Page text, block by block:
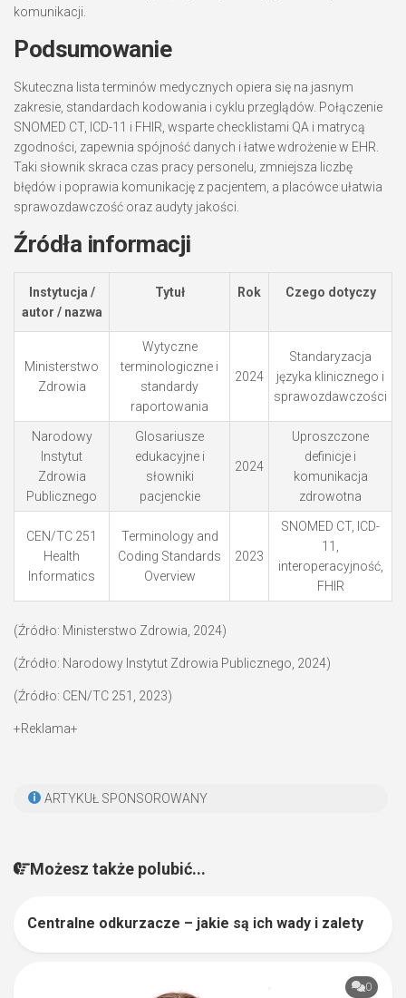
komunikacji.
Podsumowanie
Skuteczna lista terminów medycznych opiera się na jasnym
zakresie, standardach kodowania i cyklu przeglądów. Połączenie
SNOMED CT, ICD-11 i FHIR, wsparte checklistami QA i matrycą
zgodności, zapewnia spójność danych i łatwe wdrożenie w EHR.
Taki słownik skraca czas pracy personelu, zmniejsza liczbę
błędów i poprawia komunikację z pacjentem, a placówce ułatwia
sprawozdawczość oraz audyty jakości.
Źródła informacji
Instytucja /
autor / nazwa
Tytuł Rok Czego dotyczy
Ministerstwo
Zdrowia
Wytyczne
terminologiczne i
standardy
raportowania
2024
Standaryzacja
języka klinicznego i
sprawozdawczości
Narodowy
Instytut
Zdrowia
Publicznego
Glosariusze
edukacyjne i
słowniki
pacjenckie
2024
Uproszczone
definicje i
komunikacja
zdrowotna
CEN/TC 251
Health
Informatics
Terminology and
Coding Standards
Overview
2023
SNOMED CT, ICD-
11,
interoperacyjność,
FHIR
(Źródło: Ministerstwo Zdrowia, 2024)
(Źródło: Narodowy Instytut Zdrowia Publicznego, 2024)
(Źródło: CEN/TC 251, 2023)
+Reklama+
ARTYKUŁ SPONSOROWANY
Możesz także polubić...
Centralne odkurzacze – jakie są ich wady i zalety
0